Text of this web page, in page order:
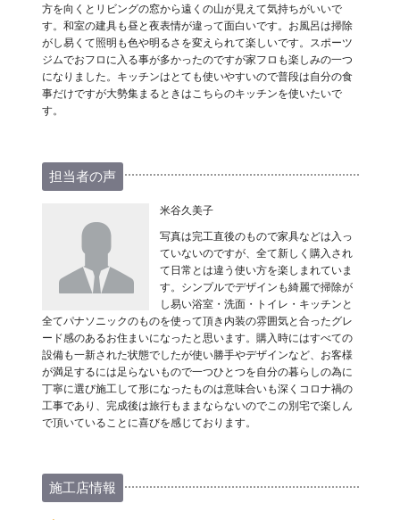
方を向くとリビングの窓から遠くの山が見えて気持ちがいいで
す。和室の建具も昼と夜表情が違って面白いです。お風呂は掃除
がし易くて照明も色や明るさを変えられて楽しいです。スポーツ
ジムでおフロに入る事が多かったのですが家フロも楽しみの一つ
になりました。キッチンはとても使いやすいので普段は自分の食
事だけですが大勢集まるときはこちらのキッチンを使いたいで
す。
担当者の声
米谷久美子
写真は完工直後のもので家具などは入っ
ていないのですが、全て新しく購入され
て日常とは違う使い方を楽しまれていま
す。シンプルでデザインも綺麗で掃除が
し易い浴室・洗面・トイレ・キッチンと
全てパナソニックのものを使って頂き内装の雰囲気と合ったグレ
ード感のあるお住まいになったと思います。購入時にはすべての
設備も一新された状態でしたが使い勝手やデザインなど、お客様
が満足するには足らないもので一つひとつを自分の暮らしの為に
丁寧に選び施工して形になったものは意味合いも深くコロナ禍の
工事であり、完成後は旅行もままならないのでこの別宅で楽しん
で頂いていることに喜びを感じております。
施工店情報